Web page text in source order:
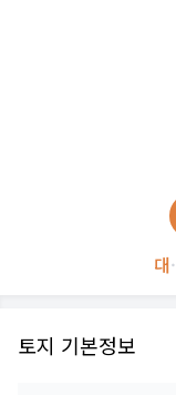
대·
토지 기본정보